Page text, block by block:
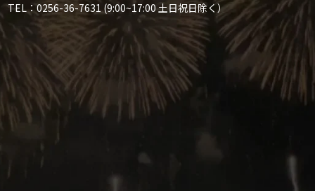
TEL：0256-36-7631 (9:00~17:00 土日祝日除く）